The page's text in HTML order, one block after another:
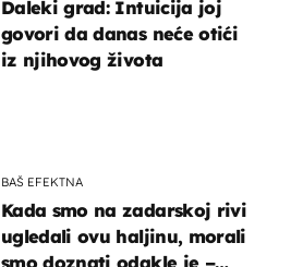
Daleki grad: Intuicija joj
govori da danas neće otići
iz njihovog života
BAŠ EFEKTNA
Kada smo na zadarskoj rivi
ugledali ovu haljinu, morali
smo doznati odakle je –